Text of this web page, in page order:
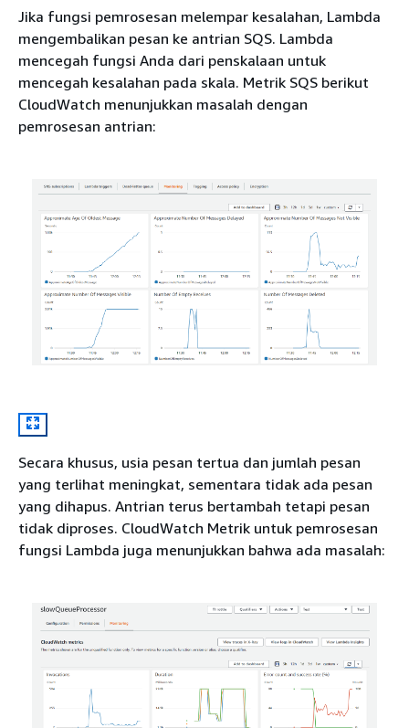
Jika fungsi pemrosesan melempar kesalahan, Lambda
mengembalikan pesan ke antrian SQS. Lambda
mencegah fungsi Anda dari penskalaan untuk
mencegah kesalahan pada skala. Metrik SQS berikut
CloudWatch menunjukkan masalah dengan
pemrosesan antrian:
Secara khusus, usia pesan tertua dan jumlah pesan
yang terlihat meningkat, sementara tidak ada pesan
yang dihapus. Antrian terus bertambah tetapi pesan
tidak diproses. CloudWatch Metrik untuk pemrosesan
fungsi Lambda juga menunjukkan bahwa ada masalah: